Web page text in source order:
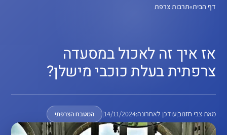
דף הבית»תרבות צרפת
אז איך זה לאכול במסעדה
צרפתית בעלת כוכבי מישלן?
מאתצבי חזנוב|עודכן לאחרונה:14/11/2024
| המטבח הצרפתי